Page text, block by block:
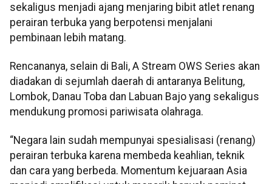
sekaligus menjadi ajang menjaring bibit atlet renang
perairan terbuka yang berpotensi menjalani
pembinaan lebih matang.
Rencananya, selain di Bali, A Stream OWS Series akan
diadakan di sejumlah daerah di antaranya Belitung,
Lombok, Danau Toba dan Labuan Bajo yang sekaligus
mendukung promosi pariwisata olahraga.
“Negara lain sudah mempunyai spesialisasi (renang)
perairan terbuka karena membeda keahlian, teknik
dan cara yang berbeda. Momentum kejuaraan Asia